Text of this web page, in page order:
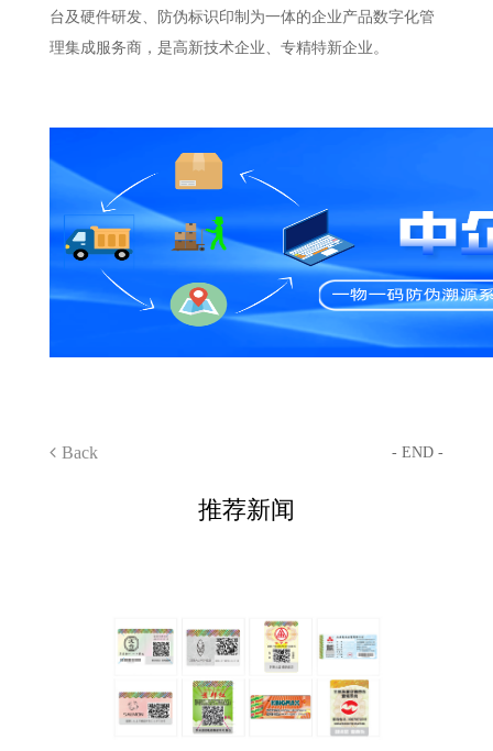
台及硬件研发、防伪标识印制为一体的企业产品数字化管
理集成服务商，是高新技术企业、专精特新企业。
Back - END -
推荐新闻